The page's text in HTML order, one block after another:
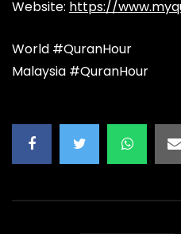
Website: https://
World #QuranHour
Malaysia #QuranHour